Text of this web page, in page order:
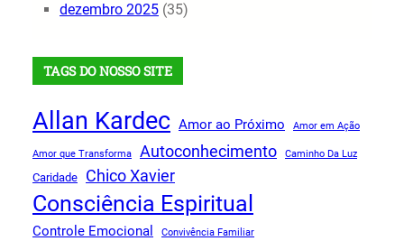
dezembro 2025 (35)
TAGS DO NOSSO SITE
Allan Kardec Amor ao Próximo Amor em Ação
Amor que Transforma Autoconhecimento Caminho Da Luz
Caridade Chico Xavier
Consciência Espiritual
Controle Emocional Convivência Familiar